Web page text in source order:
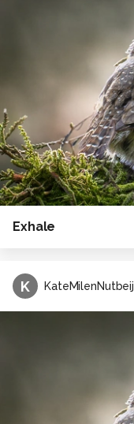
Exhale
K KateMilenNutbeij